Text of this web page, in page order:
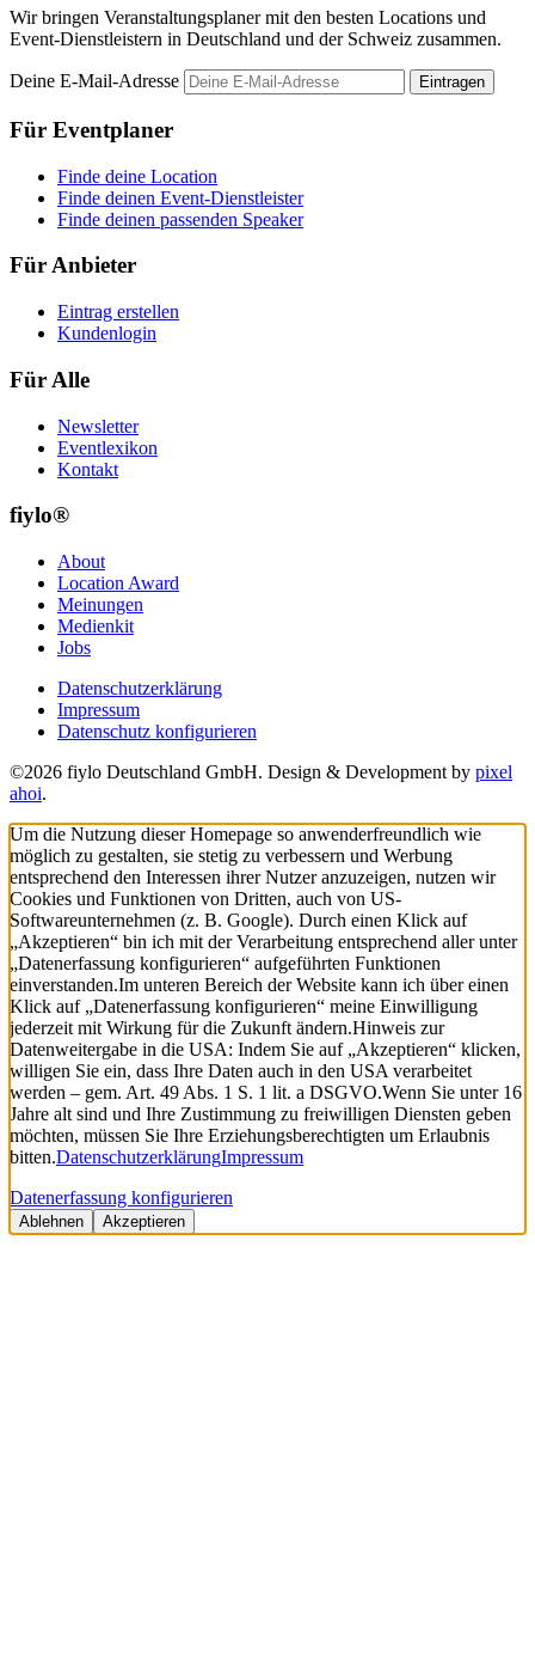
Wir bringen Veranstaltungsplaner mit den besten Locations und
Event-Dienstleistern in Deutschland und der Schweiz zusammen.
Deine E-Mail-Adresse Eintragen
Für Eventplaner
Finde deine Location
Finde deinen Event-Dienstleister
Finde deinen passenden Speaker
Für Anbieter
Eintrag erstellen
Kundenlogin
Für Alle
Newsletter
Eventlexikon
Kontakt
fiylo®
About
Location Award
Meinungen
Medienkit
Jobs
Datenschutzerklärung
Impressum
Datenschutz konfigurieren
©2026 fiylo Deutschland GmbH. Design & Development by pixel
ahoi.
Um die Nutzung dieser Homepage so anwenderfreundlich wie
möglich zu gestalten, sie stetig zu verbessern und Werbung
entsprechend den Interessen ihrer Nutzer anzuzeigen, nutzen wir
Cookies und Funktionen von Dritten, auch von US-
Softwareunternehmen (z. B. Google). Durch einen Klick auf
„Akzeptieren“ bin ich mit der Verarbeitung entsprechend aller unter
„Datenerfassung konfigurieren“ aufgeführten Funktionen
einverstanden.Im unteren Bereich der Website kann ich über einen
Klick auf „Datenerfassung konfigurieren“ meine Einwilligung
jederzeit mit Wirkung für die Zukunft ändern.Hinweis zur
Datenweitergabe in die USA: Indem Sie auf „Akzeptieren“ klicken,
willigen Sie ein, dass Ihre Daten auch in den USA verarbeitet
werden – gem. Art. 49 Abs. 1 S. 1 lit. a DSGVO.Wenn Sie unter 16
Jahre alt sind und Ihre Zustimmung zu freiwilligen Diensten geben
möchten, müssen Sie Ihre Erziehungsberechtigten um Erlaubnis
bitten.DatenschutzerklärungImpressum
Datenerfassung konfigurieren
Ablehnen Akzeptieren